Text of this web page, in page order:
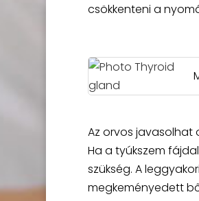
csökkenteni a
Az orvos javasolhat
Ha a tyúkszem
szükség. A
megkeményedett